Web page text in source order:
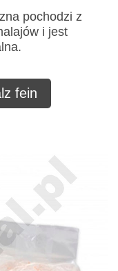
pochodzi z
i jest
fein